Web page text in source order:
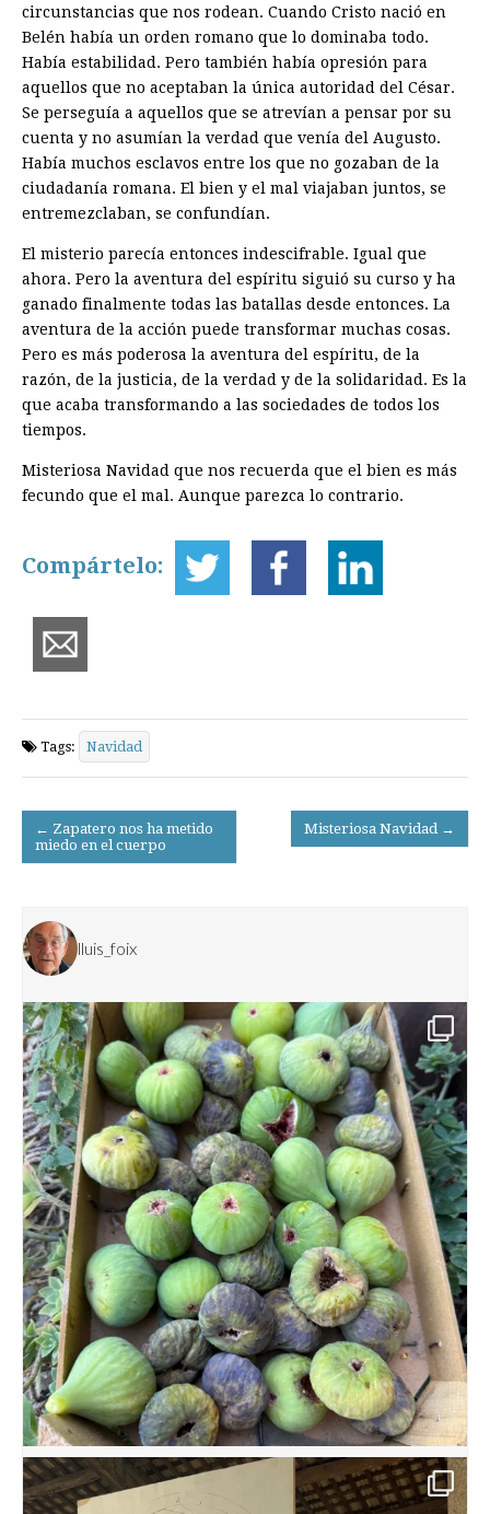
circunstancias que nos rodean. Cuando Cristo nació en
Belén había un orden romano que lo dominaba todo.
Había estabilidad. Pero también había opresión para
aquellos que no aceptaban la única autoridad del César.
Se perseguía a aquellos que se atrevían a pensar por su
cuenta y no asumían la verdad que venía del Augusto.
Había muchos esclavos entre los que no gozaban de la
ciudadanía romana. El bien y el mal viajaban juntos, se
entremezclaban, se confundían.
El misterio parecía entonces indescifrable. Igual que
ahora. Pero la aventura del espíritu siguió su curso y ha
ganado finalmente todas las batallas desde entonces. La
aventura de la acción puede transformar muchas cosas.
Pero es más poderosa la aventura del espíritu, de la
razón, de la justicia, de la verdad y de la solidaridad. Es la
que acaba transformando a las sociedades de todos los
tiempos.
Misteriosa Navidad que nos recuerda que el bien es más
fecundo que el mal. Aunque parezca lo contrario.
Compártelo:
Tags: Navidad
Post
navigation
← Zapatero nos ha metido
miedo en el cuerpo
Misteriosa Navidad →
lluis_foix